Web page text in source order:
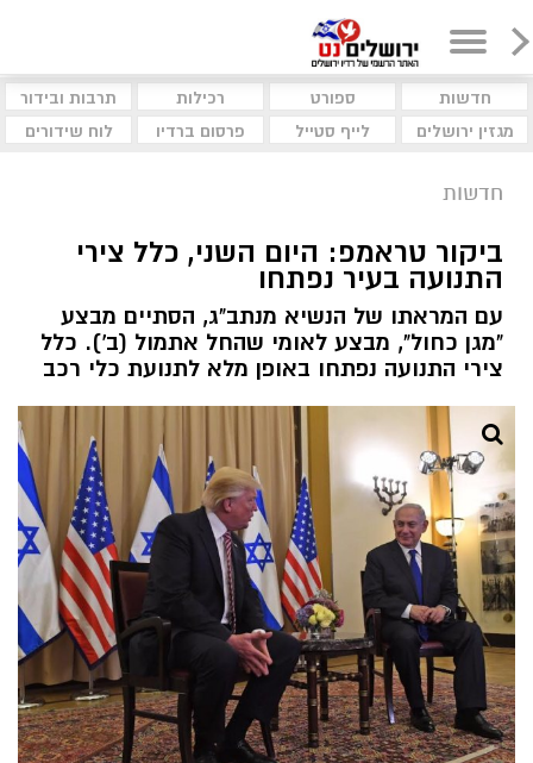
חדשות ספורט רכילות
תרבות ובידור
מגזין ירושלים
לייף סטייל פרסום ברדיו לוח שידורים
חדשות
ביקור טראמפ: היום השני, כלל צירי
התנועה בעיר נפתחו
עם המראתו של הנשיא מנתב"ג, הסתיים מבצע
"מגן כחול", מבצע לאומי שהחל אתמול (ב'). כלל
צירי התנועה נפתחו באופן מלא לתנועת כלי רכב